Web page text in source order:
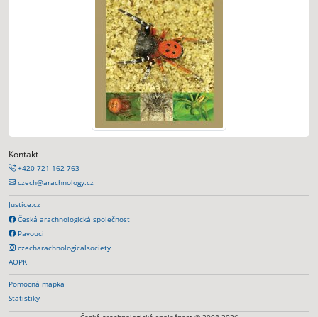
Kontakt
+420 721 162 763
czech@arachnology.cz
Justice.cz
Česká arachnologická společnost
Pavouci
czecharachnologicalsociety
AOPK
Pomocná mapka
Statistiky